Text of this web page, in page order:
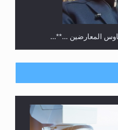
المعارضين ...**...